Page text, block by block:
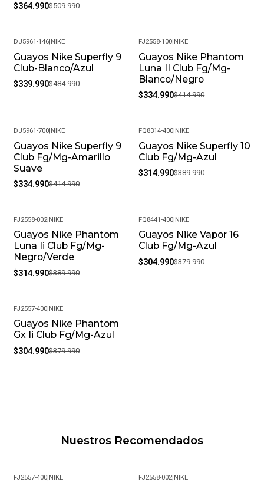
$364.990$509.990
-30%
DJ5961-146|NIKE
Guayos Nike Superfly 9
Club-Blanco/Azul
$339.990$484.990
-19%
FJ2558-100|NIKE
Guayos Nike Phantom
Luna II Club Fg/Mg-
Blanco/Negro
$334.990$414.990
-19%
DJ5961-700|NIKE
Guayos Nike Superfly 9
Club Fg/Mg-Amarillo
Suave
$334.990$414.990
-19%
FQ8314-400|NIKE
Guayos Nike Superfly 10
Club Fg/Mg-Azul
$314.990$389.990
-19%
FJ2558-002|NIKE
Guayos Nike Phantom
Luna Ii Club Fg/Mg-
Negro/Verde
$314.990$389.990
-20%
FQ8441-400|NIKE
Guayos Nike Vapor 16
Club Fg/Mg-Azul
$304.990$379.990
-20%
FJ2557-400|NIKE
Guayos Nike Phantom
Gx Ii Club Fg/Mg-Azul
$304.990$379.990
Nuestros Recomendados
FJ2557-400|NIKE FJ2558-002|NIKE